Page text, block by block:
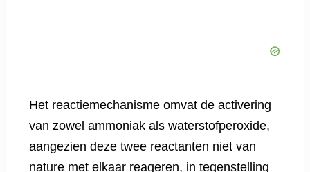
Het reactiemechanisme omvat de activering
van zowel ammoniak als waterstofperoxide,
aangezien deze twee reactanten niet van
nature met elkaar reageren, in tegenstelling